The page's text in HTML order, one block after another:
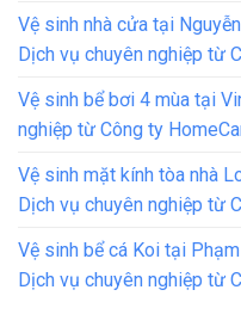
Vệ sinh nhà cửa tại
Dịch vụ chuyên nghiệp từ
Vệ sinh bể bơi 4 mùa tại
nghiệp từ Công ty
Vệ sinh mặt kính tòa nhà
Dịch vụ chuyên nghiệp từ
Vệ sinh bể cá Koi tại
Dịch vụ chuyên nghiệp từ